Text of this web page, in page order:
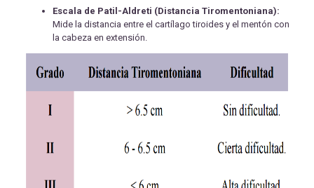
Escala de Patil-Aldreti (Distancia Tiromentoniana):
Mide la distancia entre el cartílago tiroides y el mentón con
la cabeza en extensión.